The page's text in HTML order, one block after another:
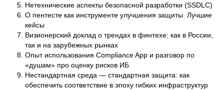
Нетехнические аспекты безопасной разработки (SSDLC)
О пентесте как инструменте улучшения защиты. Лучшие
кейсы
Визионерский доклад о трендах в финтехе: как в России,
так и на зарубежных рынках
Опыт использования Compliance App и разговор по
«душам» про оценку рисков ИБ
Нестандартная среда — стандартная защита: как
обеспечить соответствие в эпоху гибких инфраструктур